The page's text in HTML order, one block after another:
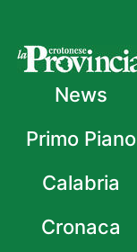
News
Primo Piano
Calabria
Cronaca